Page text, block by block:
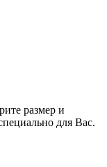
размер и
для Вас.